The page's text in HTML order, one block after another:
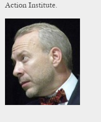
Action Institute.